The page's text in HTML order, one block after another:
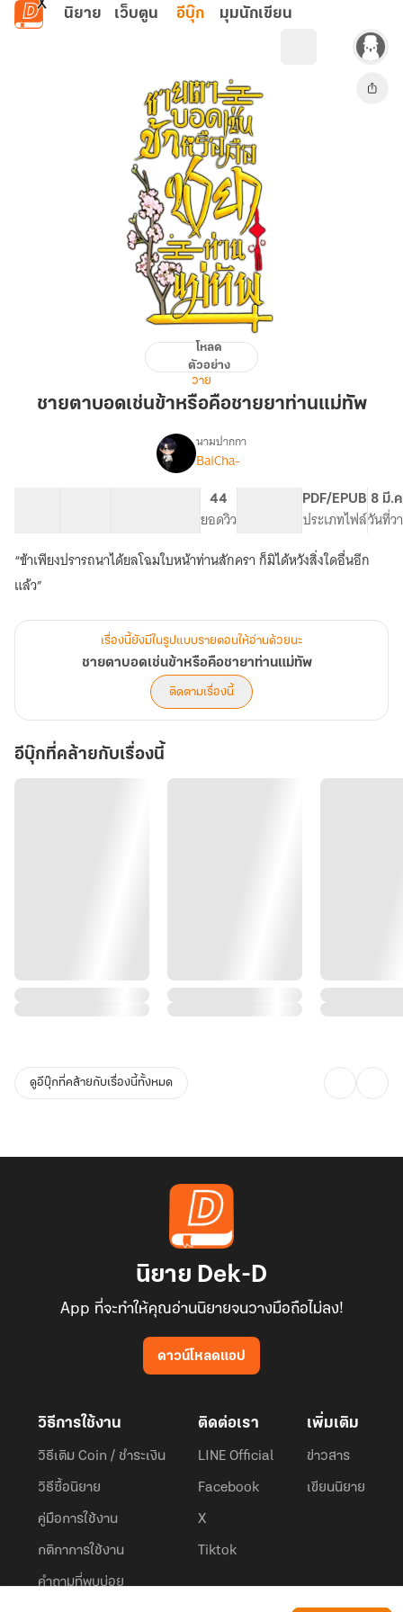
ข้ามไปยังเนื้อหาหลัก
นิยาย เว็บตูน อีบุ๊ก มุมนักเขียน
ชายตา
เช่น
โหลด
ตัวอย่าง
วาย
ชายตาบอดเช่นข้าหรือคือชายยาท่านแม่ทัพ
เรื่อง
บอด
เช่น
ข้า
หรือ
คือ
แม่ทัพ
นามปากกา
BaiCha-
44
ยอดวิว
PDF/EPUB
ประเภทไฟล์
8 มี.
วันที่ว
“ข้าเพียงปรารถนาได้ยลโฉมใบหน้าท่านสักครา ก็มิได้หวังสิ่งใดอื่นอีก
แล้ว”
เรื่องนี้ยังมีในรูปแบบรายตอนให้อ่านด้วยนะ
ชายตาบอดเช่นข้าหรือคือชายาท่านแม่ทัพ
ติดตามเรื่องนี้
อีบุ๊กที่คล้ายกับเรื่องนี้
ดูอีบุ๊กที่คล้ายกับเรื่องนี้ทั้งหมด
นิยาย Dek-D
App ที่จะทำให้คุณอ่านนิยายจนวางมือถือไม่ลง!
ดาวน์โหลดแอป
วิธีการใช้งาน
วิธีเติม Coin / ชำระเงิน
วิธีซื้อนิยาย
คู่มือการใช้งาน
กติกาการใช้งาน
คำถามที่พบบ่อย
ติดต่อเรา
LINE Official
Facebook
X
Tiktok
เพิ่มเติม
ข่าวสาร
เขียนนิยาย